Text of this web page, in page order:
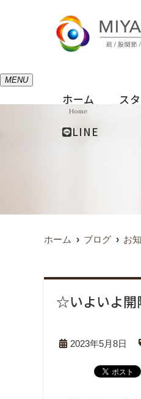
MENU
ホーム
Home
ス
LINE
ホーム ブログ お
☆いよいよ開
2023年5月8日